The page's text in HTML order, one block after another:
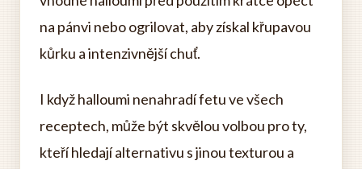
na pánvi nebo ogrilovat, aby získal křupavou
kůrku a intenzivnější chuť.
I když halloumi nenahradí fetu ve všech
receptech, může být skvělou volbou pro ty,
kteří hledají alternativu s jinou texturou a